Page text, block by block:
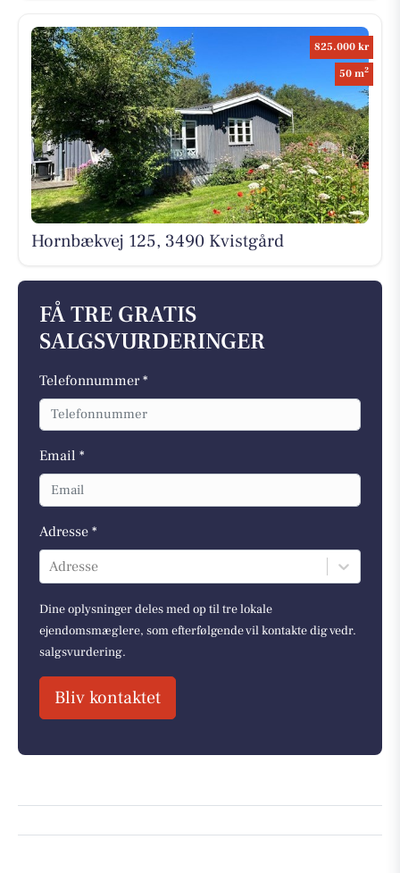
825.000 kr
50 m2
Hornbækvej 125, 3490 Kvistgård
FÅ TRE GRATIS
SALGSVURDERINGER
Telefonnummer *
Email *
Adresse *
Adresse
Dine oplysninger deles med op til tre lokale
ejendomsmæglere, som efterfølgende vil kontakte dig vedr.
salgsvurdering.
Bliv kontaktet